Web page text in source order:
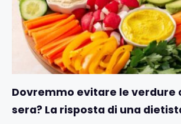
Dovremmo evitare le verdure
sera? La risposta di una